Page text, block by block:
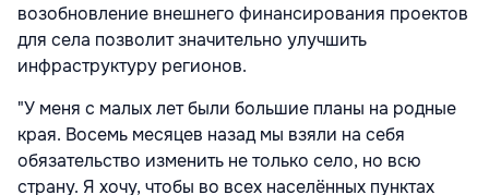
возобновление внешнего финансирования проектов
для села позволит значительно улучшить
инфраструктуру регионов.
"У меня с малых лет были большие планы на родные
края. Восемь месяцев назад мы взяли на себя
обязательство изменить не только село, но всю
страну. Я хочу, чтобы во всех населённых пунктах